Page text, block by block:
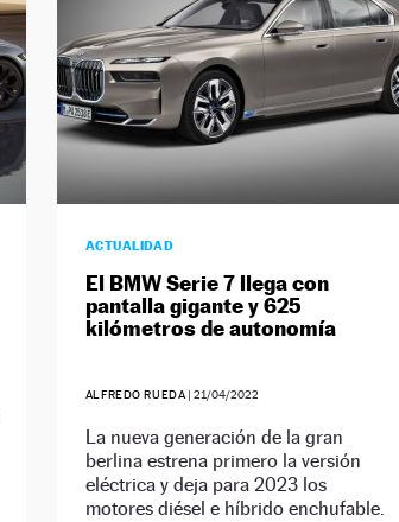
ACTUALIDAD
El BMW Serie 7 llega con
pantalla gigante y 625
kilómetros de autonomía
ALFREDO RUEDA |21/04/2022
La nueva generación de la gran
berlina estrena primero la versión
eléctrica y deja para 2023 los
motores diésel e híbrido enchufable.